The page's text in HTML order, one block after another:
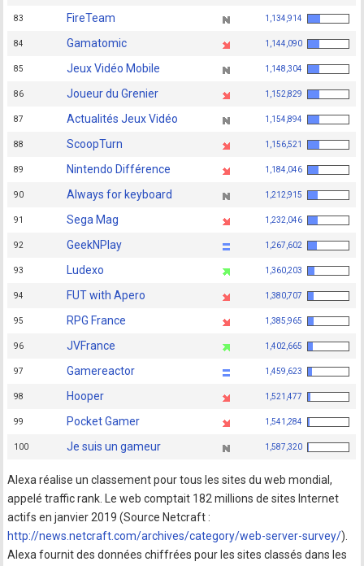
83 FireTeam 1,134,914
84 Gamatomic 1,144,090
85 Jeux Vidéo Mobile 1,148,304
86 Joueur du Grenier 1,152,829
87 Actualités Jeux Vidéo 1,154,894
88 ScoopTurn 1,156,521
89 Nintendo Différence 1,184,046
90 Always for keyboard 1,212,915
91 Sega Mag 1,232,046
92 GeekNPlay 1,267,602
93 Ludexo 1,360,203
94 FUT with Apero 1,380,707
95 RPG France 1,385,965
96 JVFrance 1,402,665
97 Gamereactor 1,459,623
98 Hooper 1,521,477
99 Pocket Gamer 1,541,284
100 Je suis un gameur 1,587,320
Alexa réalise un classement pour tous les sites du web mondial,
appelé traffic rank. Le web comptait 182 millions de sites Internet
actifs en janvier 2019 (Source Netcraft :
http://news.netcraft.com/archives/category/web-server-survey/).
Alexa fournit des données chiffrées pour les sites classés dans les